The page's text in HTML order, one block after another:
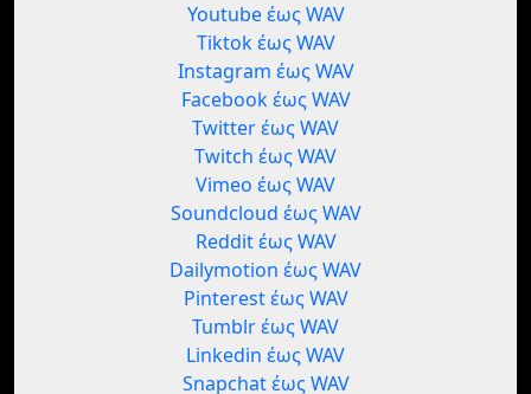
Youtube έως WAV
Tiktok έως WAV
Instagram έως WAV
Facebook έως WAV
Twitter έως WAV
Twitch έως WAV
Vimeo έως WAV
Soundcloud έως WAV
Reddit έως WAV
Dailymotion έως WAV
Pinterest έως WAV
Tumblr έως WAV
Linkedin έως WAV
Snapchat έως WAV